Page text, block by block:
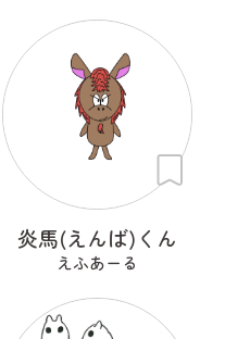
炎馬(えんば)くん
えふあーる